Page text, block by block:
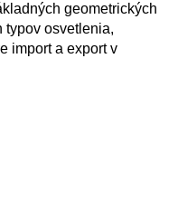
geometrických
typov osvetlenia,
import a export v